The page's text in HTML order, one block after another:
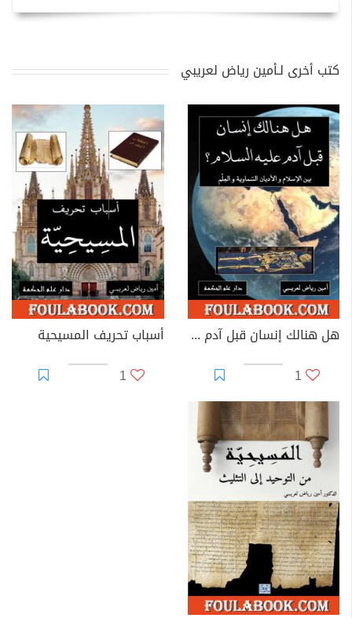
كتب أخرى لـأمين رياض لعريبي
هل هنالك إنسان قبل آدم عليه السلام ؟ بين الإسلام والأديان السماوية والعلم
1
أسباب تحريف المسيحية
1